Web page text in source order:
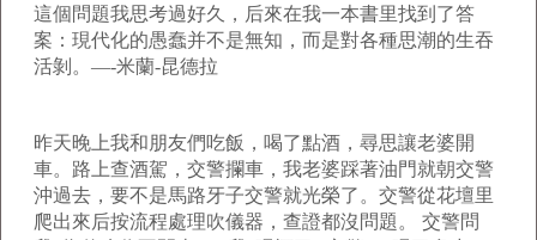
這個問題我思考過好久，后來在我一本書里找到了答
案：現代化的愚蠢并不是無知，而是對各種思潮的生吞
活剝。—-米蘭-昆德拉
昨天晚上我和朋友們吃飯，喝了點酒，尋思讓老婆開
車。路上查酒駕，交警攔車，我老婆踩著油門就朝交警
沖過去，要不是馬路牙子交警就光榮了。交警從花壇里
爬出來后按流程處理吹儀器，查證都沒問題。 交警問